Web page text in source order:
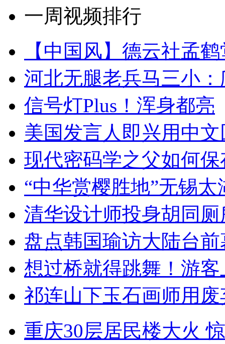
一周视频排行
【中国风】德云社孟
河北无腿老兵马三小
信号灯Plus！浑身都亮
美国发言人即兴用中
现代密码学之父如何
“中华赏樱胜地”无锡
清华设计师投身胡同
盘点韩国瑜访大陆台
想过桥就得跳舞！游客
祁连山下玉石画师用
重庆30层居民楼大火